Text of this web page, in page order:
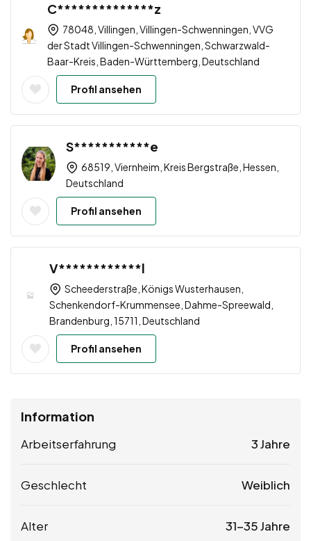
C**************z
78048, Villingen, Villingen-Schwenningen, VVG
der Stadt Villingen-Schwenningen, Schwarzwald-
Baar-Kreis, Baden-Württemberg, Deutschland
Profil ansehen
S***********e
68519, Viernheim, Kreis Bergstraße, Hessen,
Deutschland
Profil ansehen
V************l
Scheederstraße, Königs Wusterhausen,
Schenkendorf-Krummensee, Dahme-Spreewald,
Brandenburg, 15711, Deutschland
Profil ansehen
Information
Arbeitserfahrung 3 Jahre
Geschlecht Weiblich
Alter 31-35 Jahre